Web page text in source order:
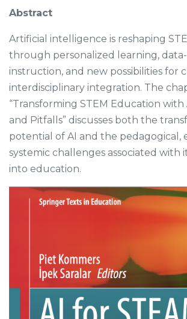
Abstract
Artificial intelligence is reshaping
through personalized learning,
instruction, and new possibilities for
interdisciplinary integration. The
“Transforming STEM Education with
and Pitfalls” discusses both the
potential of AI and the pedagogical,
systemic challenges associated with
into education.